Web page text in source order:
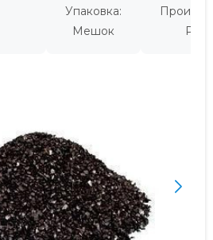
Упаковка:
Мешок